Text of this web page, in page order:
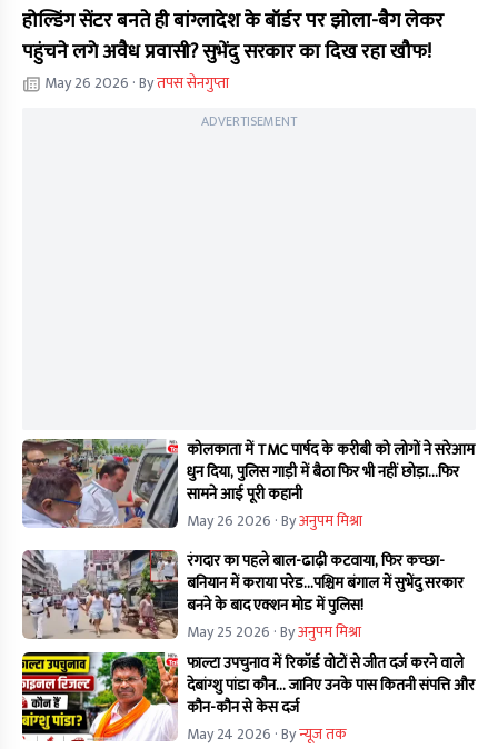
होल्डिंग सेंटर बनते ही बांग्लादेश के बॉर्डर पर झोला-बैग लेकर
पहुंचने लगे अवैध प्रवासी? सुभेंदु सरकार का दिख रहा खौफ!
May 26 2026 · Byतपस सेनगुप्ता
ADVERTISEMENT
कोलकाता में TMC पार्षद के करीबी को लोगों ने सरेआम
धुन दिया, पुलिस गाड़ी में बैठा फिर भी नहीं छोड़ा...फिर
सामने आई पूरी कहानी
May 26 2026 · Byअनुपम मिश्रा
रंगदार का पहले बाल-ढाढ़ी कटवाया, फिर कच्छा-
बनियान में कराया परेड...पश्चिम बंगाल में सुभेंदु सरकार
बनने के बाद एक्शन मोड में पुलिस!
May 25 2026 · Byअनुपम मिश्रा
फाल्टा उपचुनाव में रिकॉर्ड वोटों से जीत दर्ज करने वाले
देबांग्शु पांडा कौन… जानिए उनके पास कितनी संपत्ति और
कौन-कौन से केस दर्ज
May 24 2026 · Byन्यूज तक